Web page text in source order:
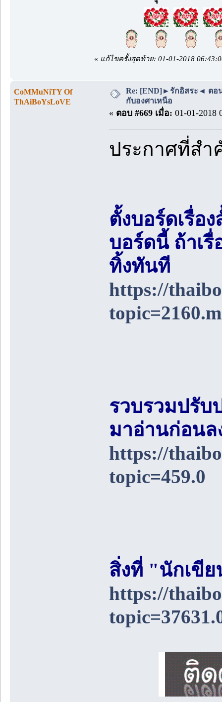
« แก้ไขครั้งสุดท้าย: 01-01-2018
CoMMuNiTY Of
ThAiBoYsLoVE
Re: [END]►รักอิสระ◄ ตอ
กับองศาเหนือ
« ตอบ #669 เมื่อ: 01-01-2018
ประกาศที่ส
ตั้งบอร์ดเรื่อ
บอร์ดนี้ ถ้าเ
ทิ้งทันที
https://
รวบรวมปรับ
มาอ่านก่อน
https://
topic=459.0
สิ่งที่ "นักเขี
https://